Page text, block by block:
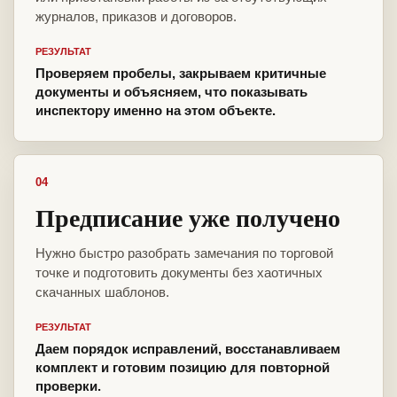
журналов, приказов и договоров.
РЕЗУЛЬТАТ
Проверяем пробелы, закрываем критичные
документы и объясняем, что показывать
инспектору именно на этом объекте.
04
Предписание уже получено
Нужно быстро разобрать замечания по торговой
точке и подготовить документы без хаотичных
скачанных шаблонов.
РЕЗУЛЬТАТ
Даем порядок исправлений, восстанавливаем
комплект и готовим позицию для повторной
проверки.